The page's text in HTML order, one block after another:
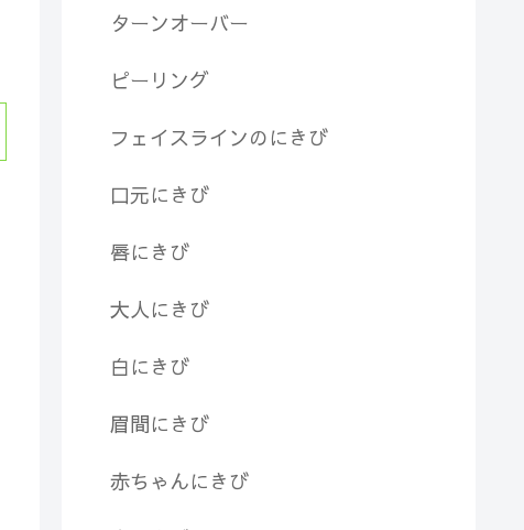
ターンオーバー
ピーリング
フェイスラインのにきび
口元にきび
唇にきび
大人にきび
白にきび
眉間にきび
赤ちゃんにきび